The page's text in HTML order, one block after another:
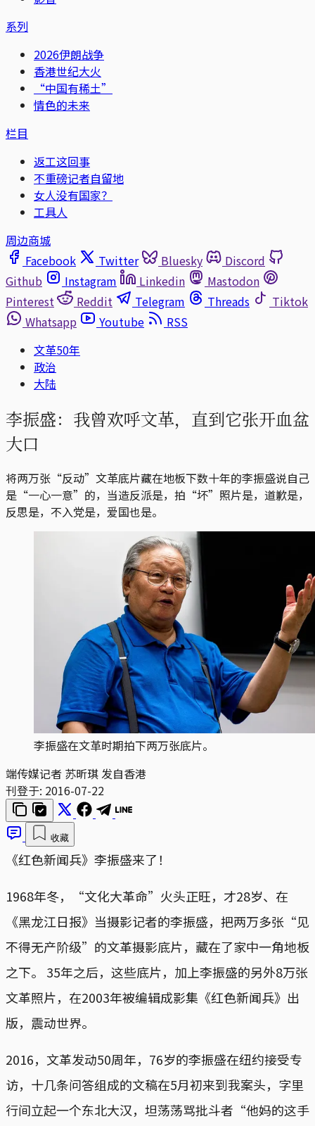
系列
2026伊朗战争
香港世纪大火
“中国有稀土”
情色的未来
栏目
返工这回事
不重磅记者自留地
女人没有国家？
工具人
周边商城
Facebook
Twitter Bluesky
Discord
Github
Instagram Linkedin
Mastodon
Pinterest
Reddit Telegram Threads
Tiktok
Whatsapp
Youtube
RSS
文革50年
政治
大陆
李振盛：我曾欢呼文革，直到它张开血盆
大口
将两万张“反动”文革底片藏在地板下数十年的李振盛说自己
是“一心一意”的，当造反派是，拍“坏”照片是，道歉是，
反思是，不入党是，爱国也是。
李振盛在文革时期拍下两万张底片。
端传媒记者 苏昕琪 发自香港
刊登于: 2016-07-22
收藏
《红色新闻兵》李振盛来了！
1968年冬，“文化大革命”火头正旺，才28岁、在
《黑龙江日报》当摄影记者的李振盛，把两万多张“见
不得无产阶级”的文革摄影底片，藏在了家中一角地板
之下。 35年之后，这些底片，加上李振盛的另外8万张
文革照片，在2003年被编辑成影集《红色新闻兵》出
版，震动世界。
2016，文革发动50周年，76岁的李振盛在纽约接受专
访，十几条问答组成的文稿在5月初来到我案头，字里
行间立起一个东北大汉，坦荡荡骂批斗者“他妈的这手